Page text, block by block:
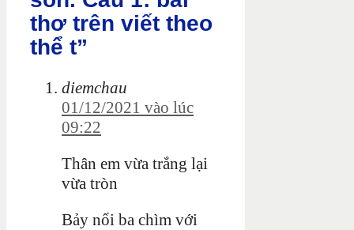
thơ trên viết theo
thể t”
diemchau
01/12/2021 vào lúc
09:22
Thân em vừa trắng lại
vừa tròn
Bảy nổi ba chìm với